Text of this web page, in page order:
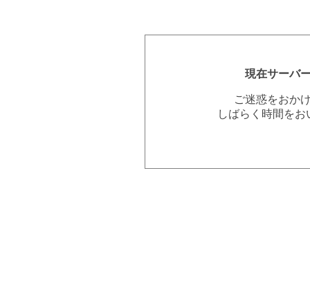
現在サーバ
ご迷惑をおか
しばらく時間を